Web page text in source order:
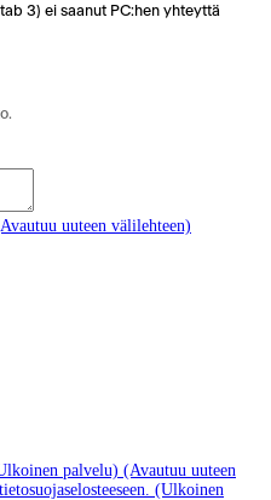
3) ei saanut PC:hen yhteyttä
uuteen välilehteen)
palvelu) (Avautuu uuteen
tietosuojaselosteeseen. (Ulkoinen